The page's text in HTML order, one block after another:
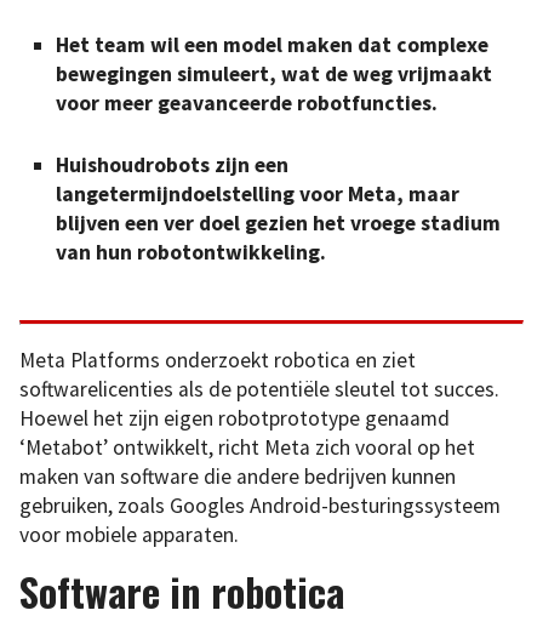
Het team wil een model maken dat complexe
bewegingen simuleert, wat de weg vrijmaakt
voor meer geavanceerde robotfuncties.
Huishoudrobots zijn een
langetermijndoelstelling voor Meta, maar
blijven een ver doel gezien het vroege stadium
van hun robotontwikkeling.
Meta Platforms onderzoekt robotica en ziet
softwarelicenties als de potentiële sleutel tot succes.
Hoewel het zijn eigen robotprototype genaamd
‘Metabot’ ontwikkelt, richt Meta zich vooral op het
maken van software die andere bedrijven kunnen
gebruiken, zoals Googles Android-besturingssysteem
voor mobiele apparaten.
Software in robotica